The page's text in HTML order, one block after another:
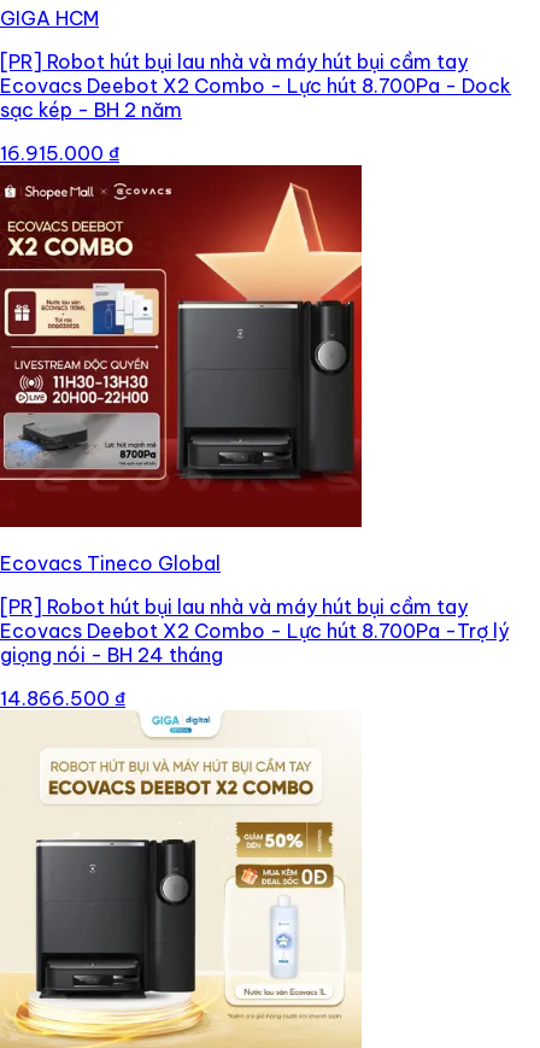
GIGA HCM
[PR] Robot hút bụi lau nhà và máy hút bụi cầm tay
Ecovacs Deebot X2 Combo - Lực hút 8.700Pa - Dock
sạc kép - BH 2 năm
16.915.000 ₫
Ecovacs Tineco Global
[PR] Robot hút bụi lau nhà và máy hút bụi cầm tay
Ecovacs Deebot X2 Combo - Lực hút 8.700Pa -Trợ lý
giọng nói - BH 24 tháng
14.866.500 ₫